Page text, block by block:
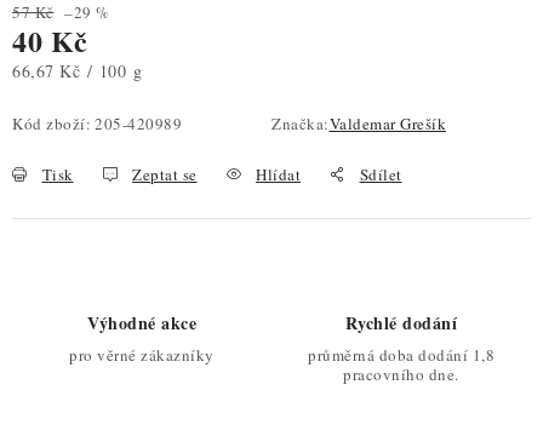
57 Kč –29 %
40 Kč
Měrná cena:
66,67 Kč / 100 g
Kód zboží: 205-420989 Značka:Valdemar Grešík
Tisk Zeptat se Hlídat Sdílet
Výhodné akce
pro věrné zákazníky
Rychlé dodání
průměrná doba dodání 1,8
pracovního dne.